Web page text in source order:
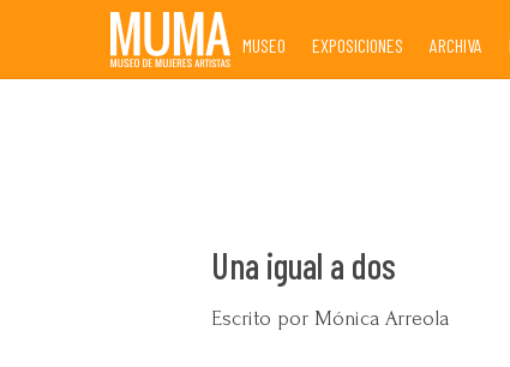
content
MUSEO EXPOSICIONES ARCHIVA
Una igual a dos
Escrito por Mónica Arreola